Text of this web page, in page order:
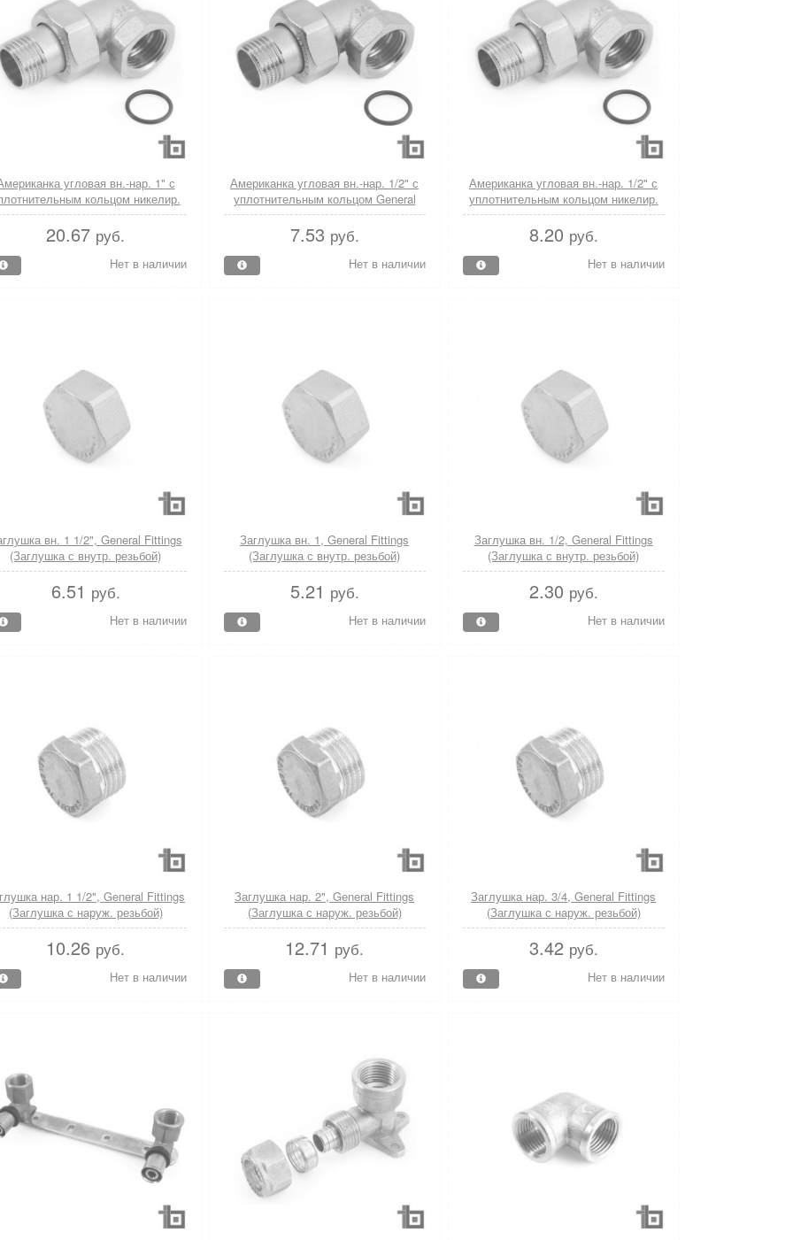
угловая вн.-нар. 1" с
кольцом никелир.
General Fittings
20.67 руб.
Нет в наличии
Американка угловая вн.-нар. 1/2" с
уплотнительным кольцом General
Fittings
7.53 руб.
Нет в наличии
Американка угловая вн.-нар. 1/2" с
уплотнительным кольцом никелир.
General Fittings
8.20 руб.
Нет в наличии
вн. 1 1/2", General Fittings
(Заглушка с внутр. резьбой)
6.51 руб.
Нет в наличии
Заглушка вн. 1, General Fittings
(Заглушка с внутр. резьбой)
5.21 руб.
Нет в наличии
Заглушка вн. 1/2, General Fittings
(Заглушка с внутр. резьбой)
2.30 руб.
Нет в наличии
нар. 1 1/2", General Fittings
(Заглушка с наруж. резьбой)
10.26 руб.
Нет в наличии
Заглушка нар. 2", General Fittings
(Заглушка с наруж. резьбой)
12.71 руб.
Нет в наличии
Заглушка нар. 3/4, General Fittings
(Заглушка с наруж. резьбой)
3.42 руб.
Нет в наличии